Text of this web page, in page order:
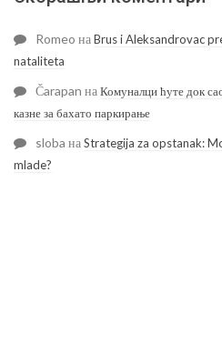
Romeo наBrus i Aleksandrovac
nataliteta
Čarapan наКомуналци ћуте док
казне за бахато паркирање
sloba наStrategija za opstanak:
mlade?